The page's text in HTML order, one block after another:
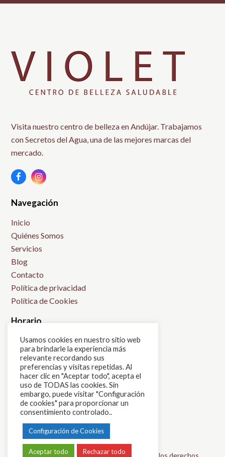
Visita nuestro centro de belleza en Andújar. Trabajamos
con Secretos del Agua, una de las mejores marcas del
mercado.
FacebookInstagram
Navegación
Inicio
Quiénes Somos
Servicios
Blog
Contacto
Política de privacidad
Política de Cookies
Horario
L: 9:00h-14:00h
M: 15:00h-21:00h
X: 9:00h-14:00h
J: 15:00h-21:00h
V: 9:30h-20:30h
S: 9:00h-14:00h
© 2026 - Violet Centro de Belleza | Todos los derechos
Usamos cookies en nuestro sitio web
para brindarle la experiencia más
relevante recordando sus
preferencias y visitas repetidas. Al
hacer clic en "Aceptar todo", acepta el
uso de TODAS las cookies. Sin
embargo, puede visitar "Configuración
de cookies" para proporcionar un
consentimiento controlado..
Configuración de Cookies
Aceptar todo Rechazar todo